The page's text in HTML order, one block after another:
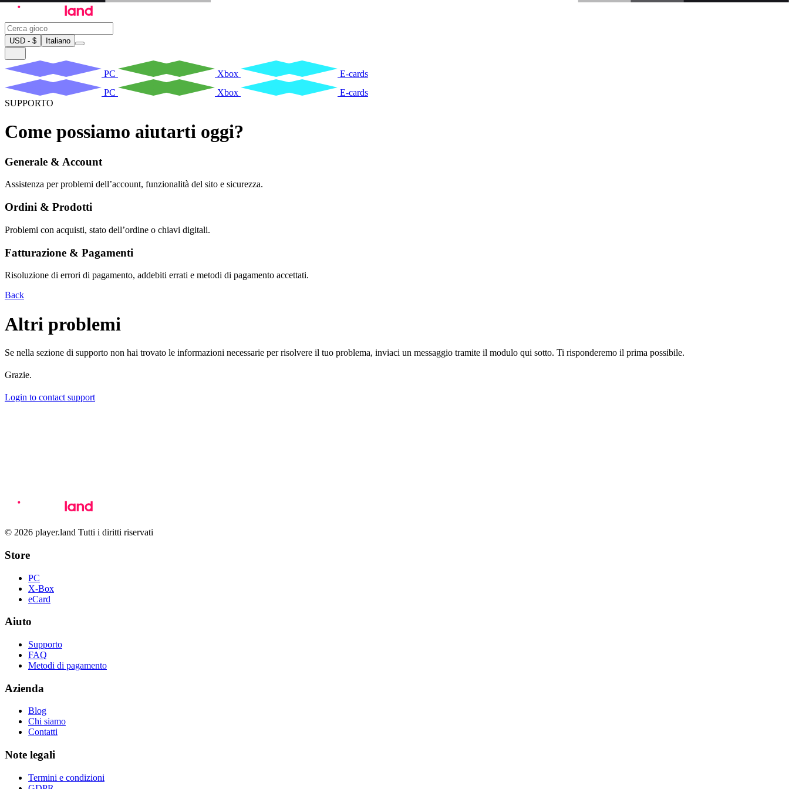
USD - $ Italiano
PC Xbox
E-cards
PC
Xbox
E-cards
SUPPORTO
Come possiamo aiutarti oggi?
Generale & Account
Assistenza per problemi dell’account, funzionalità del sito e sicurezza.
Ordini & Prodotti
Problemi con acquisti, stato dell’ordine o chiavi digitali.
Fatturazione & Pagamenti
Risoluzione di errori di pagamento, addebiti errati e metodi di pagamento accettati.
Back
Altri problemi
Se nella sezione di supporto non hai trovato le informazioni necessarie per risolvere il tuo problema, inviaci un messaggio tramite il modulo qui sotto. Ti risponderemo il prima possibile.
Grazie.
Login to contact support
© 2026 player.land Tutti i diritti riservati
Store
PC
X-Box
eCard
Aiuto
Supporto
FAQ
Metodi di pagamento
Azienda
Blog
Chi siamo
Contatti
Note legali
Termini e condizioni